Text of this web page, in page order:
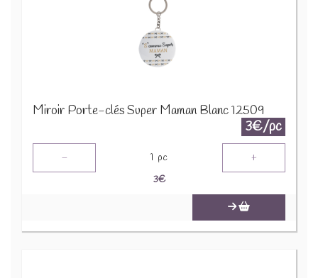
Miroir Porte-clés Super Maman Blanc 12509
3€/pc
- 1 pc +
3€